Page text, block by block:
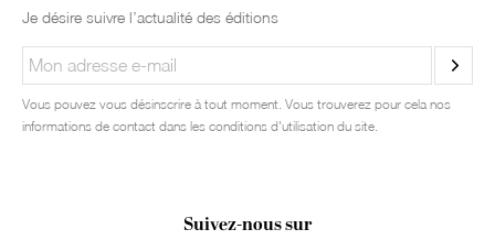
Je désire suivre l’actualité des éditions
Vous pouvez vous désinscrire à tout moment. Vous trouverez pour cela nos
informations de contact dans les conditions d'utilisation du site.
Suivez-nous sur